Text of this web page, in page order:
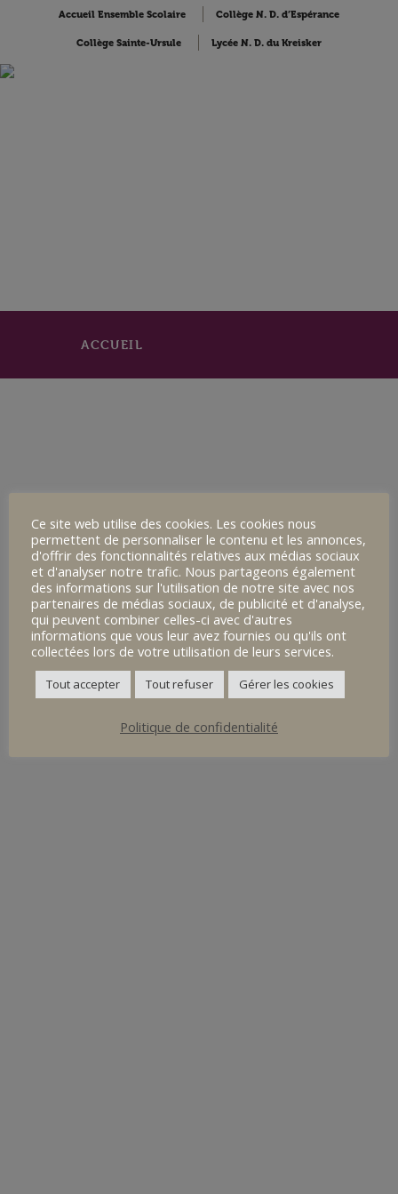
Accueil Ensemble Scolaire Collège N. D. d’Espérance
Collège Sainte-Ursule Lycée N. D. du Kreisker
ACCUEIL
VIVRE AU COLLÈGE
UN SITE, UNE HISTOIRE
INFORMATIONS PRATIQUES
Ce site web utilise des cookies. Les cookies nous
permettent de personnaliser le contenu et les annonces,
d'offrir des fonctionnalités relatives aux médias sociaux
et d'analyser notre trafic. Nous partageons également
des informations sur l'utilisation de notre site avec nos
partenaires de médias sociaux, de publicité et d'analyse,
qui peuvent combiner celles-ci avec d'autres
informations que vous leur avez fournies ou qu'ils ont
collectées lors de votre utilisation de leurs services.
Tout accepter Tout refuser Gérer les cookies
Politique de confidentialité